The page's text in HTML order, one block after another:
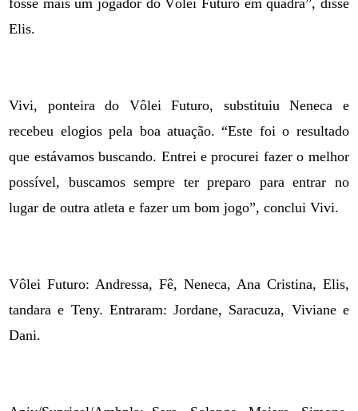
fosse mais um jogador do Vôlei Futuro em quadra”, disse
Elis.
Vivi, ponteira do Vôlei Futuro, substituiu Neneca e
recebeu elogios pela boa atuação. “Este foi o resultado
que estávamos buscando. Entrei e procurei fazer o melhor
possível, buscamos sempre ter preparo para entrar no
lugar de outra atleta e fazer um bom jogo”, conclui Vivi.
Vôlei Futuro: Andressa, Fê, Neneca, Ana Cristina, Elis,
tandara e Teny. Entraram: Jordane, Saracuza, Viviane e
Dani.